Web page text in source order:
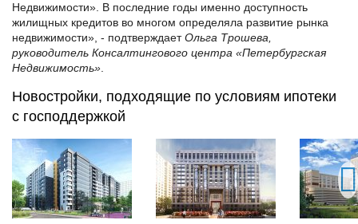
Недвижимости». В последние годы именно доступность
жилищных кредитов во многом определяла развитие рынка
недвижимости», - подтверждаетОльга Трошева,
руководитель Консалтингового центра «Петербургская
Недвижимость»
Новостройки, подходящие по условиям ипотеки
с господдержкой